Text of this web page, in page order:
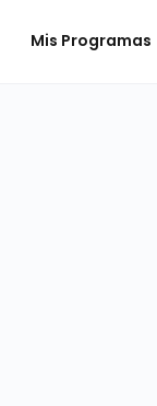
Mis Programas